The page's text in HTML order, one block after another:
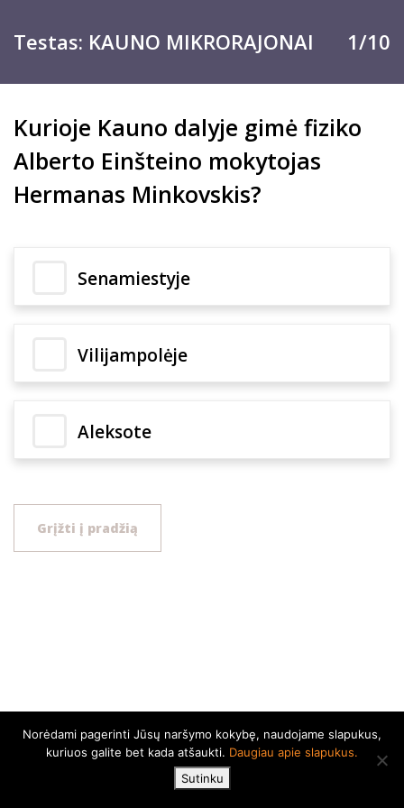
Testas: KAUNO MIKRORAJONAI 1/10
Kurioje Kauno dalyje gimė fiziko
Alberto Einšteino mokytojas
Hermanas Minkovskis?
Senamiestyje
Vilijampolėje
Aleksote
Grįžti į pradžią
Norėdami pagerinti Jūsų naršymo kokybę, naudojame slapukus,
kuriuos galite bet kada atšaukti. Daugiau apie slapukus.
Sutinku